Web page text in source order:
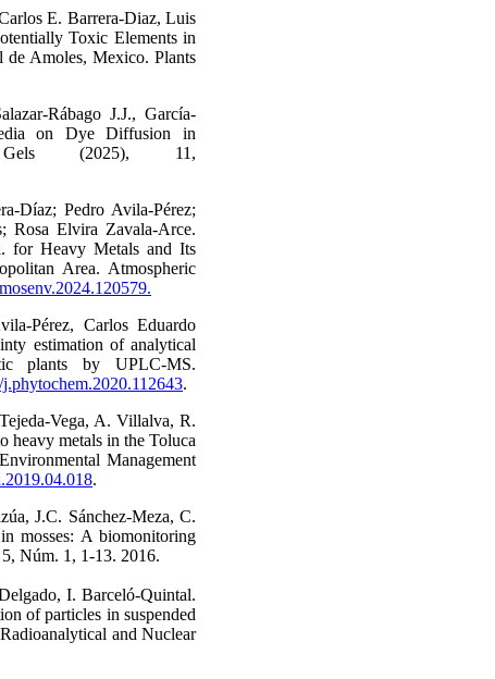
E. Barrera-Diaz, Luis
Toxic Elements in
Amoles, Mexico. Plants
Rábago J.J., García-
on Dye Diffusion in
Gels (2025), 11,
Díaz; Pedro Avila-Pérez;
Rosa Elvira Zavala-Arce.
for Heavy Metals and Its
Area. Atmospheric
Pérez, Carlos Eduardo
estimation of analytical
plants by UPLC-MS.
.
Vega, A. Villalva, R.
heavy metals in the Toluca
Management
.
J.C. Sánchez-Meza, C.
mosses: A biomonitoring
Núm. 1, 1-13. 2016.
I. Barceló-Quintal.
of particles in suspended
and Nuclear